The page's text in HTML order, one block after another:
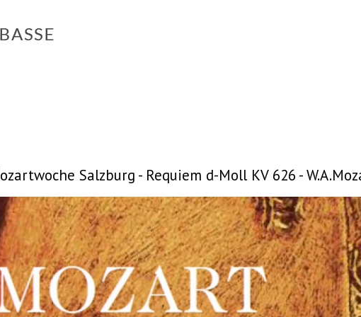
ozartwoche Salzburg - Requiem d-Moll KV 626 -